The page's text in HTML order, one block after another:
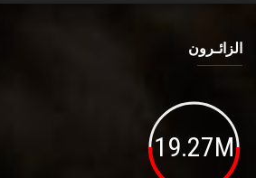
الزائـرون
19.27M